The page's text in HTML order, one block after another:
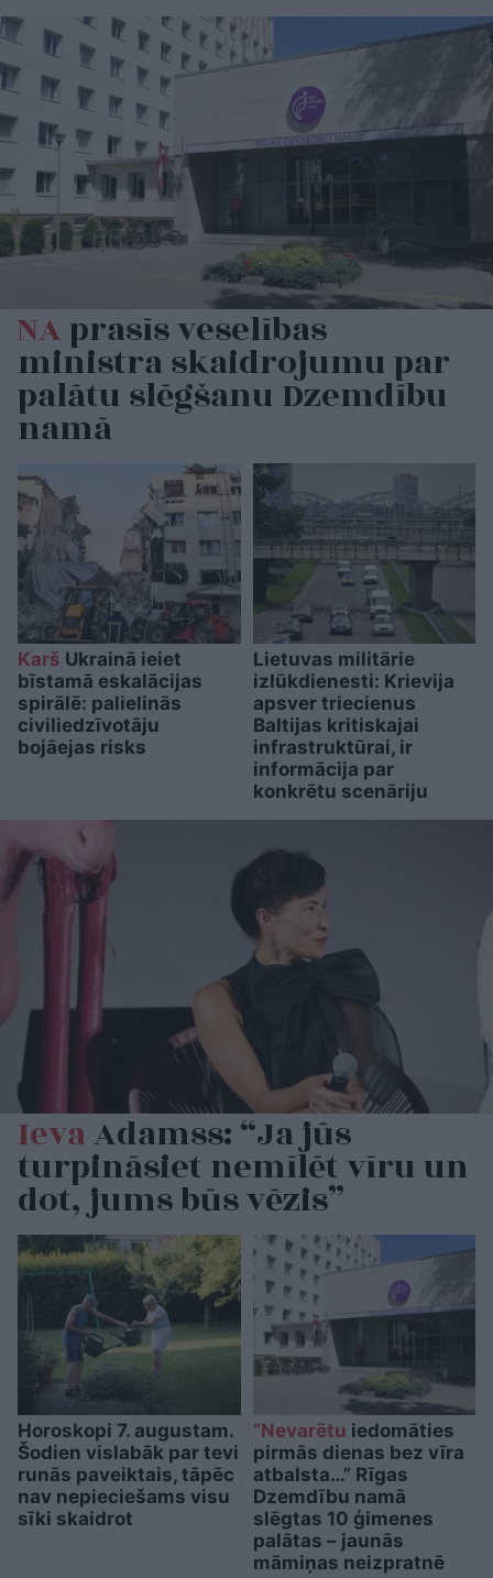
NAprasīs veselības
ministra skaidrojumu par
palātu slēgšanu Dzemdību
namā
Karš Ukrainā ieiet
bīstamā eskalācijas
spirālē: palielinās
civiliedzīvotāju
bojāejas risks
Lietuvas militārie
izlūkdienesti: Krievija
apsver triecienus
Baltijas kritiskajai
infrastruktūrai, ir
informācija par
konkrētu scenāriju
IevaAdamss: “Ja jūs
turpināsiet nemīlēt vīru un
dot, jums būs vēzis”
Horoskopi 7. augustam.
Šodien vislabāk par tevi
runās paveiktais, tāpēc
nav nepieciešams visu
sīki skaidrot
“Nevarētu iedomāties
pirmās dienas bez vīra
atbalsta…” Rīgas
Dzemdību namā
slēgtas 10 ģimenes
palātas – jaunās
māmiņas neizpratnē